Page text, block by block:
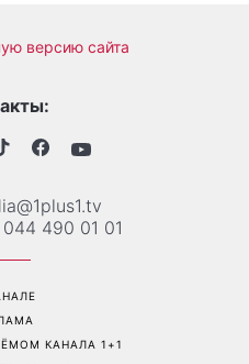
закуска, которую стоит